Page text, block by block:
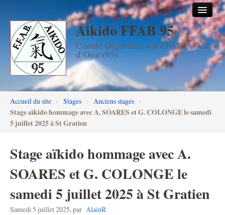
Aikido FFAB 95
Comité Départemental FFAB du Val
d’Oise (95)
Accueil
Les dojos
Stages
Les enseignants
FFAB95
Aïkido enfants & ados
Inscription DAN en ligne
Passage de grades DAN
Accueil du site > Stages > Anciens stages >
Stage aïkido hommage avec A. SOARES et G. COLONGE le samedi
5 juillet 2025 à St Gratien
Stage aïkido hommage avec A.
SOARES et G. COLONGE le
samedi 5 juillet 2025 à St Gratien
Samedi 5 juillet 2025,par AlainR